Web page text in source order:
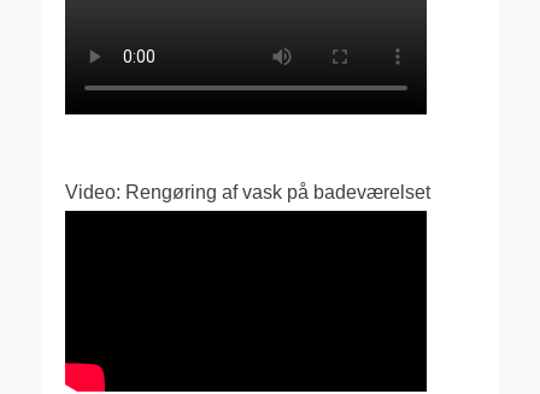
Video: Rengøring af vask på badeværelset